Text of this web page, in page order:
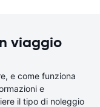
viaggio
e come funziona
e
il tipo di noleggio